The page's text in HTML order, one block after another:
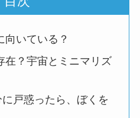
向いている？
在？宇宙とミニマリズ
に戸惑ったら、ぼくを